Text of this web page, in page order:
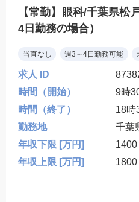
【常勤】眼科/千葉県松
4日勤務の場合）
当直なし 週3～4日勤務可能
求人 ID
時間（開始）
9時
時間（終了）
18時
勤務地
千葉
年収下限 [万円]
1400
年収上限 [万円]
1800